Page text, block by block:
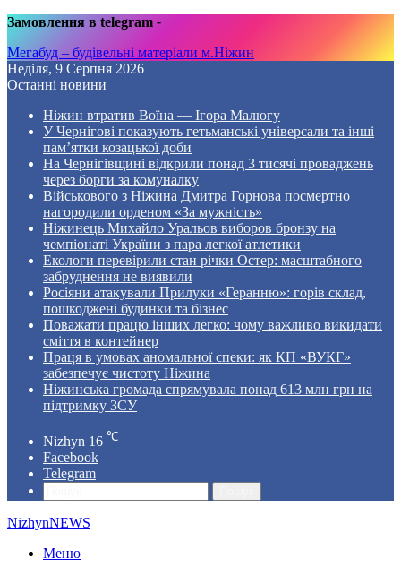
Замовлення в telegram -
Мегабуд – будівельні матеріали м.Ніжин
Неділя, 9 Серпня 2026
Останні новини
Ніжин втратив Воїна — Ігора Малюгу
У Чернігові показують гетьманські універсали та інші
пам’ятки козацької доби
На Чернігівщині відкрили понад 3 тисячі проваджень
через борги за комуналку
Військового з Ніжина Дмитра Горнова посмертно
нагородили орденом «За мужність»
Ніжинець Михайло Уральов виборов бронзу на
чемпіонаті України з пара легкої атлетики
Екологи перевірили стан річки Остер: масштабного
забруднення не виявили
Росіяни атакували Прилуки «Геранню»: горів склад,
пошкоджені будинки та бізнес
Поважати працю інших легко: чому важливо викидати
сміття в контейнер
Праця в умовах аномальної спеки: як КП «ВУКГ»
забезпечує чистоту Ніжина
Ніжинська громада спрямувала понад 613 млн грн на
підтримку ЗСУ
Nizhyn 16 ℃
Facebook
Telegram
NizhynNEWS
Меню